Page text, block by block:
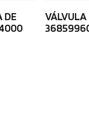
DE
VÁLVULA